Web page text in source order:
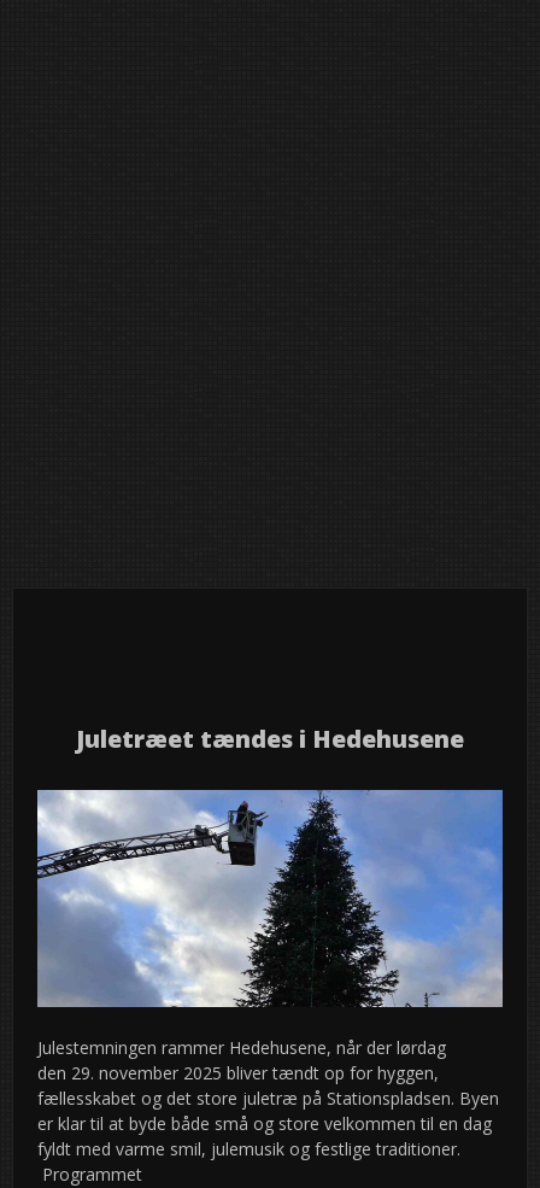
Juletræet tændes i Hedehusene
Julestemningen rammer Hedehusene, når der lørdag
den 29. november 2025 bliver tændt op for hyggen,
fællesskabet og det store juletræ på Stationspladsen. Byen
er klar til at byde både små og store velkommen til en dag
fyldt med varme smil, julemusik og festlige traditioner.
Programmet